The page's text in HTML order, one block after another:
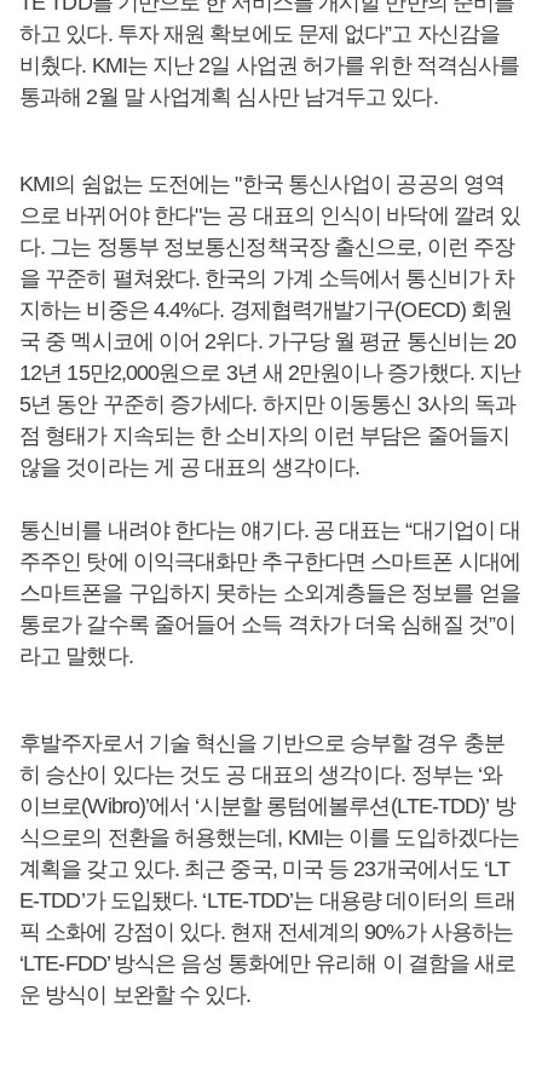
하고 있다. 투자 재원 확보에도 문제 없다”고 자신감을
비췄다. KMI는 지난 2일 사업권 허가를 위한 적격심사를
통과해 2월 말 사업계획 심사만 남겨두고 있다.
KMI의 쉼없는 도전에는 "한국 통신사업이 공공의 영역
으로 바뀌어야 한다"는 공 대표의 인식이 바닥에 깔려 있
다. 그는 정통부 정보통신정책국장 출신으로, 이런 주장
을 꾸준히 펼쳐왔다. 한국의 가계 소득에서 통신비가 차
지하는 비중은 4.4%다. 경제협력개발기구(OECD) 회원
국 중 멕시코에 이어 2위다. 가구당 월 평균 통신비는 20
12년 15만2,000원으로 3년 새 2만원이나 증가했다. 지난
5년 동안 꾸준히 증가세다. 하지만 이동통신 3사의 독과
점 형태가 지속되는 한 소비자의 이런 부담은 줄어들지
않을 것이라는 게 공 대표의 생각이다.
통신비를 내려야 한다는 얘기다. 공 대표는 “대기업이 대
주주인 탓에 이익극대화만 추구한다면 스마트폰 시대에
스마트폰을 구입하지 못하는 소외계층들은 정보를 얻을
통로가 갈수록 줄어들어 소득 격차가 더욱 심해질 것”이
라고 말했다.
후발주자로서 기술 혁신을 기반으로 승부할 경우 충분
히 승산이 있다는 것도 공 대표의 생각이다. 정부는 ‘와
이브로(Wibro)’에서 ‘시분할 롱텀에볼루션(LTE-TDD)’ 방
식으로의 전환을 허용했는데, KMI는 이를 도입하겠다는
계획을 갖고 있다. 최근 중국, 미국 등 23개국에서도 ‘LT
E-TDD’가 도입됐다. ‘LTE-TDD’는 대용량 데이터의 트래
픽 소화에 강점이 있다. 현재 전세계의 90%가 사용하는
‘LTE-FDD’ 방식은 음성 통화에만 유리해 이 결함을 새로
운 방식이 보완할 수 있다.